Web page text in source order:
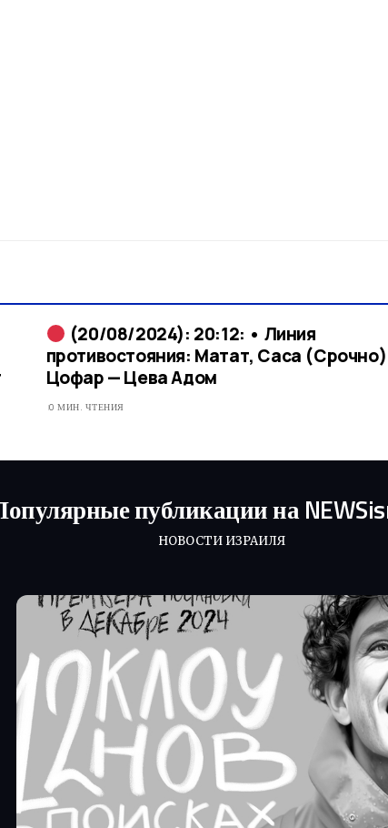
(20/08/2024): 20:12: • Линия
противостояния: Матат, Саса (Срочно)
Цофар — Цева Адом
0 МИН. ЧТЕНИЯ
публикации на
НОВОСТИ ИЗРАИЛЯ